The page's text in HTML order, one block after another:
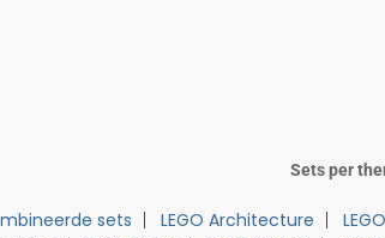
Sets per
sets LEGO Architecture